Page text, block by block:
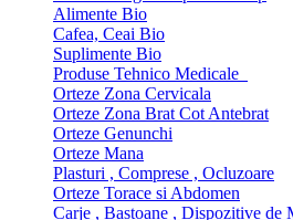
Alimente Bio
Cafea, Ceai Bio
Suplimente Bio
Produse Tehnico Medicale
Orteze Zona Cervicala
Orteze Zona Brat Cot Antebrat
Orteze Genunchi
Orteze Mana
Plasturi , Comprese , Ocluzoare
Orteze Torace si Abdomen
Carje , Bastoane , Dispozitive de